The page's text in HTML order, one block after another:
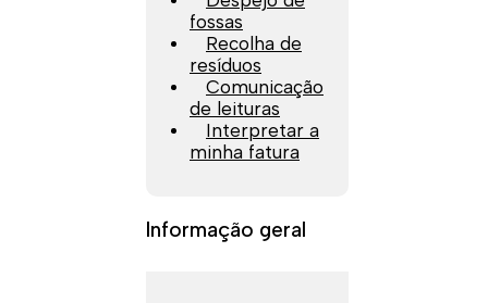
fossas
Recolha de
resíduos
Comunicação
de leituras
Interpretar a
minha fatura
Informação geral